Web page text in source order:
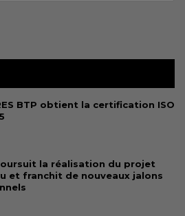
BTP obtient la certification ISO
la réalisation du projet
et franchit de nouveaux jalons